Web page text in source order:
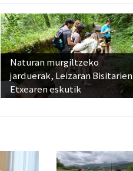
Naturan murgiltzeko
jarduerak, Leizaran Bisitarien
Etxearen eskutik